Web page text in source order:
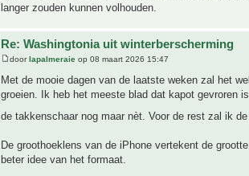
langer zouden kunnen volhouden.
Re: Washingtonia uit winterberscherming
doorlapalmeraie op 08 maart 2026 15:47
Met de mooie dagen van de laatste weken zal het
groeien. Ik heb het meeste blad dat kapot gevroren
de takkenschaar nog maar nèt. Voor de rest zal ik
De groothoeklens van de iPhone vertekent de
beter idee van het formaat.